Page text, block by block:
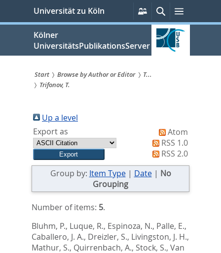
springen
Universität zu Köln
Persönliche
Services
SucheMenü
Kölner
UniversitätsPublikationsServer
Sie
sind
hier:
Start Browse by Author or Editor
T...
Trifonov, T.
Up a level
Export as
Atom
RSS 1.0
RSS 2.0
Group by: Item Type| Date| No
Grouping
Number of items: 5.
Bluhm, P., Luque, R., Espinoza, N., Palle, E.,
Caballero, J. A., Dreizler, S., Livingston, J. H.,
Mathur, S., Quirrenbach, A., Stock, S., Van